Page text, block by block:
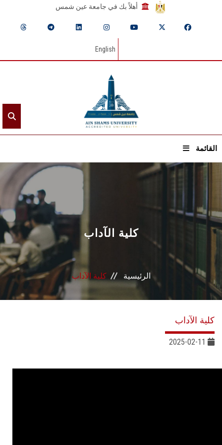
أهلاً بك في جامعة عين شمس
English
القائمة
الرئيسيـة
عن الجامعة
القطاعـات
الشئون الأكاديمية
البحث العلمي
الأنظمة الذكية
كلية الآداب
الرئيسية كلية الآداب
كلية الآداب